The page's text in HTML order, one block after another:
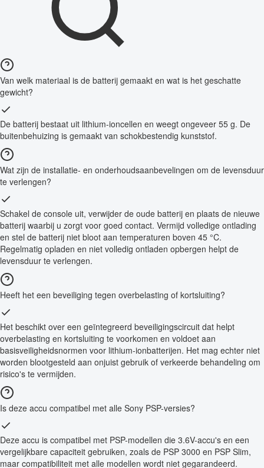
Van welk materiaal is de batterij gemaakt en wat is het geschatte
gewicht?
De batterij bestaat uit lithium-ioncellen en weegt ongeveer 55 g. De
buitenbehuizing is gemaakt van schokbestendig kunststof.
Wat zijn de installatie- en onderhoudsaanbevelingen om de levensduur
te verlengen?
Schakel de console uit, verwijder de oude batterij en plaats de nieuwe
batterij waarbij u zorgt voor goed contact. Vermijd volledige ontlading
en stel de batterij niet bloot aan temperaturen boven 45 °C.
Regelmatig opladen en niet volledig ontladen opbergen helpt de
levensduur te verlengen.
Heeft het een beveiliging tegen overbelasting of kortsluiting?
Het beschikt over een geïntegreerd beveiligingscircuit dat helpt
overbelasting en kortsluiting te voorkomen en voldoet aan
basisveiligheidsnormen voor lithium-ionbatterijen. Het mag echter niet
worden blootgesteld aan onjuist gebruik of verkeerde behandeling om
risico's te vermijden.
Is deze accu compatibel met alle Sony PSP-versies?
Deze accu is compatibel met PSP-modellen die 3.6V-accu's en een
vergelijkbare capaciteit gebruiken, zoals de PSP 3000 en PSP Slim,
maar compatibiliteit met alle modellen wordt niet gegarandeerd.